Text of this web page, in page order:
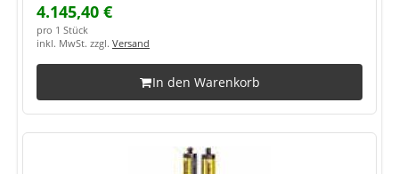
4.145,40 €
pro 1 Stück
inkl. MwSt. zzgl. Versand
In den Warenkorb